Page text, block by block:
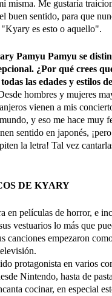
misma. Me gustaría
buen sentido, para que
es esto o aquello".
Pamyu Pamyu se
¿Por qué crees
las edades y estilos
hombres y mujeres
vienen a mis
y eso me hace muy
sentido en japonés,
la letra! Tal vez
DE KYARY
en películas de horror, e
vestuarios lo más que
canciones empezaron
protagonista en varios
Nintendo, hasta de
cocinar, en especial